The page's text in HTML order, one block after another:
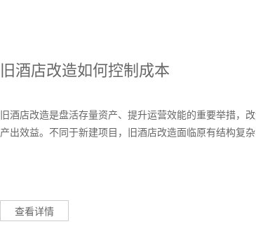
旧酒店改造如何控制成本
旧酒店改造是盘活存量资产、提升运营效能的重要举措，
产出效益。不同于新建项目，旧酒店改造面临原有结构复杂
查看详情